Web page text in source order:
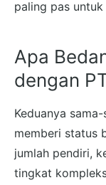
paling pas untuk
Apa
dengan
Keduanya
memberi status
jumlah pendiri,
tingkat